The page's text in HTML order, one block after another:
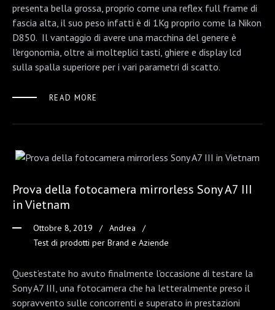
presenta bella grossa, proprio come una reflex full frame di
fascia alta, il suo peso infatti è di 1Kg proprio come la Nikon
D850. Il vantaggio di avere una macchina del genere è
l'ergonomia, oltre ai molteplici tasti, ghiere e display lcd
sulla spalla superiore per i vari parametri di scatto.
READ MORE
Prova della fotocamera mirrorless Sony A7 III
in Vietnam
Ottobre 8, 2019
Andrea
Test di prodotti per Brand e Aziende
Quest’estate ho avuto finalmente l’occasione di testare la
Sony A7 III, una fotocamera che ha letteralmente preso il
sopravvento sulle concorrenti e superato in prestazioni